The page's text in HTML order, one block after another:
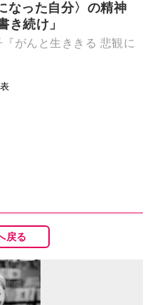
なった自分〉の精神
き続け」
がんと生ききる 悲観に
戻る